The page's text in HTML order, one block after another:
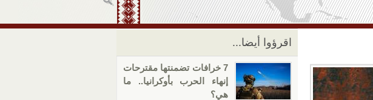
اقرؤوا أيضا...
7 خرافات تضمنتها مقترحات
إنهاء الحرب بأوكرانيا.. ما
هي؟